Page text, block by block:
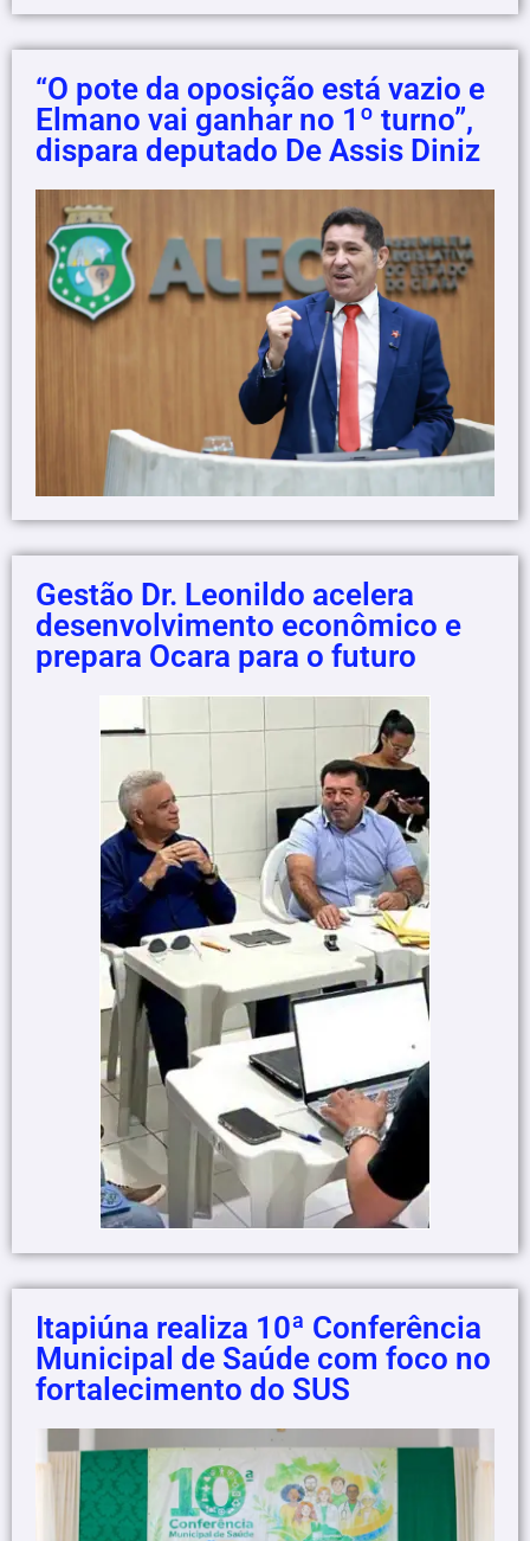
“O pote da oposição está vazio e
Elmano vai ganhar no 1º turno”,
dispara deputado De Assis Diniz
Gestão Dr. Leonildo acelera
desenvolvimento econômico e
prepara Ocara para o futuro
Itapiúna realiza 10ª Conferência
Municipal de Saúde com foco no
fortalecimento do SUS